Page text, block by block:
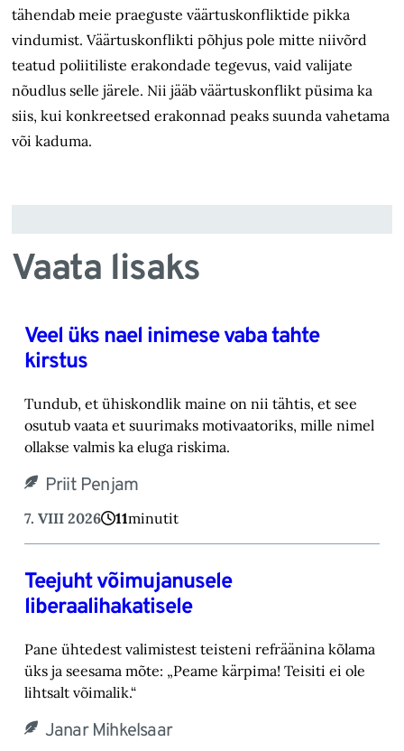
tähendab meie praeguste väärtuskonfliktide pikka
vindumist.Väärtuskonflikti põhjus pole mitte niivõrd
teatud poliitiliste erakondade tegevus, vaid valijate
nõudlus selle järele. Nii jääb väärtuskonflikt püsima ka
siis, kui konkreetsed erakonnad peaks suunda vahetama
või kaduma.
Vaata lisaks
Veel üks nael inimese vaba tahte
kirstus
Tundub, et ühiskondlik maine on nii tähtis, et see
osutub vaata et suurimaks motivaatoriks, ‎mille nimel
ollakse valmis ka eluga riskima.‎
Priit Penjam
7. VIII 2026 11minutit
Teejuht võimujanusele
liberaalihakatisele
Pane ühtedest valimistest teisteni refräänina kõlama
üks ja seesama mõte: „Peame kärpima! ‎Teisiti ei ole
lihtsalt võimalik.“‎
Janar Mihkelsaar